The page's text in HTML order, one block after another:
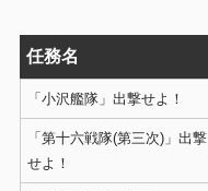
任務名
「小沢艦隊」出撃せよ！
「第十六戦隊(第三次)」出撃
せよ！